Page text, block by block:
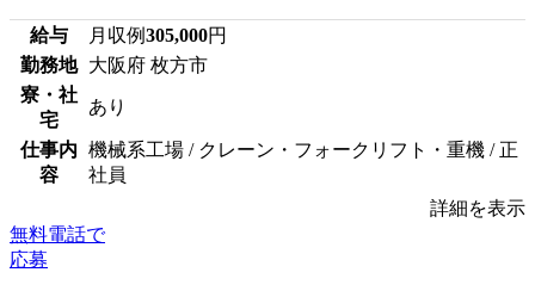
給与 月収例305,000円
勤務地
大阪府 枚方市
寮・社
宅
あり
仕事内
容
機械系工場 / クレーン・フォークリフト・重機 / 正
社員
詳細を表示
無料電話で
応募